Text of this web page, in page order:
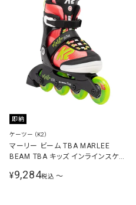
即納
ケーツー（K2）
マーリー ビーム TBA MARLEE
BEAM TBA キッズ インラインスケー
¥9,284税込 〜